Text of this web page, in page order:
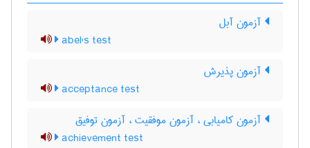
آزمون آبل
abel's test
آزمون پذیرش
acceptance test
آزمون کامیابی ، آزمون موفقیت ، آزمون توفیق
achievement test